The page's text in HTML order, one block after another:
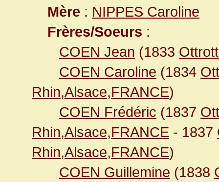
Mère : NIPPES Caroline
Frères/Soeurs :
COEN Jean (1833
COEN Caroline (1834
Rhin,Alsace,FRANCE)
COEN Frédéric (1837
Rhin,Alsace,FRANCE - 1837
Rhin,Alsace,FRANCE)
COEN Guillemine (1838